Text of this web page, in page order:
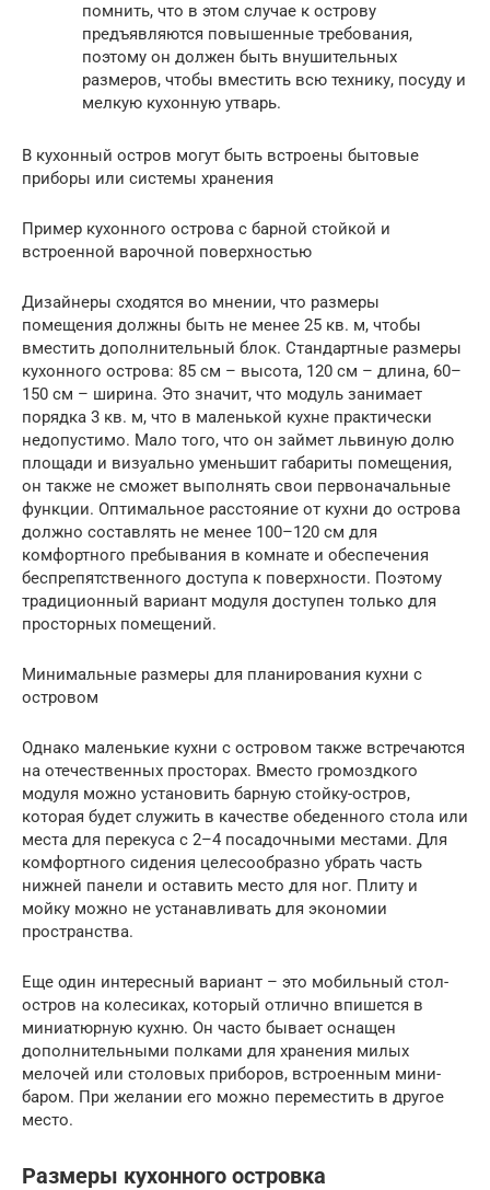
помнить, что в этом случае к острову
предъявляются повышенные требования,
поэтому он должен быть внушительных
размеров, чтобы вместить всю технику, посуду и
мелкую кухонную утварь.
В кухонный остров могут быть встроены бытовые
приборы или системы хранения
Пример кухонного острова с барной стойкой и
встроенной варочной поверхностью
Дизайнеры сходятся во мнении, что размеры
помещения должны быть не менее 25 кв. м, чтобы
вместить дополнительный блок. Стандартные размеры
кухонного острова: 85 см – высота, 120 см – длина, 60–
150 см – ширина. Это значит, что модуль занимает
порядка 3 кв. м, что в маленькой кухне практически
недопустимо. Мало того, что он займет львиную долю
площади и визуально уменьшит габариты помещения,
он также не сможет выполнять свои первоначальные
функции. Оптимальное расстояние от кухни до острова
должно составлять не менее 100–120 см для
комфортного пребывания в комнате и обеспечения
беспрепятственного доступа к поверхности. Поэтому
традиционный вариант модуля доступен только для
просторных помещений.
Минимальные размеры для планирования кухни с
островом
Однако маленькие кухни с островом также встречаются
на отечественных просторах. Вместо громоздкого
модуля можно установить барную стойку-остров,
которая будет служить в качестве обеденного стола или
места для перекуса с 2–4 посадочными местами. Для
комфортного сидения целесообразно убрать часть
нижней панели и оставить место для ног. Плиту и
мойку можно не устанавливать для экономии
пространства.
Еще один интересный вариант – это мобильный стол-
остров на колесиках, который отлично впишется в
миниатюрную кухню. Он часто бывает оснащен
дополнительными полками для хранения милых
мелочей или столовых приборов, встроенным мини-
баром. При желании его можно переместить в другое
место.
Размеры кухонного островка